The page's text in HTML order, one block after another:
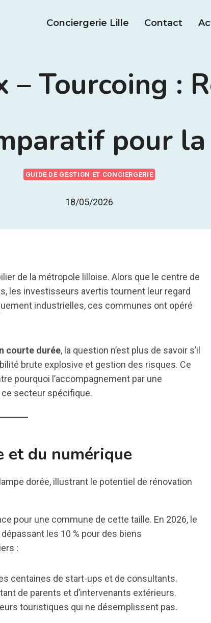
Conciergerie Lille Contact
– Tourcoing :
pour
GUIDE DE GESTION ET CONCIERGERIE
18/05/2026
de la métropole lilloise. Alors que le centre de
les investisseurs avertis tournent leur regard
industrielles, ces communes ont opéré
courte durée, la question n’est plus de savoir s’il
brute explosive et gestion des risques. Ce
pourquoi l’accompagnement par une
secteur spécifique.
et du numérique
pour une commune de cette taille. En 2026, le
les 10 % pour des biens
:
centaines de start-ups et de consultants.
de parents et d’intervenants extérieurs.
touristiques qui ne désemplissent pas.